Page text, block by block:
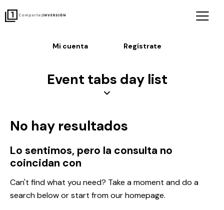
Mi cuenta Regístrate
Event tabs day list
No hay resultados
Lo sentimos, pero la consulta no
coincidan con
Can't find what you need? Take a moment and do a
search below or start fromour homepage.